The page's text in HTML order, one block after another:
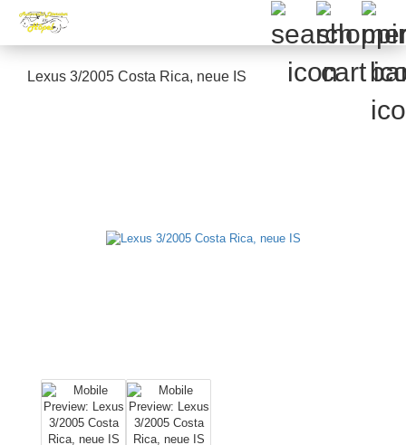
Lexus 3/2005 Costa Rica, neue IS